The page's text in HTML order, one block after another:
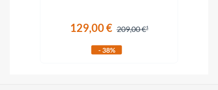
129,00 € 209,00 €
- 38%